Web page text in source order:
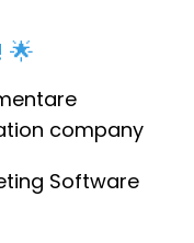
🌟
Software